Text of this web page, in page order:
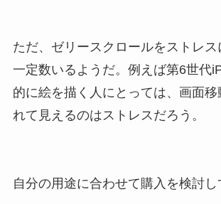
ただ、ゼリースクロールをストレス
一定数いるようだ。例えば第6世代
的に絵を描く人にとっては、画面
れて見えるのはストレスだろう。
自分の用途に合わせて購入を検討し